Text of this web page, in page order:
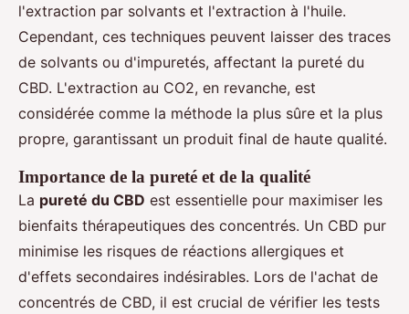
l'extraction par solvants et l'extraction à l'huile.
Cependant, ces techniques peuvent laisser des traces
de solvants ou d'impuretés, affectant la pureté du
CBD. L'extraction au CO2, en revanche, est
considérée comme la méthode la plus sûre et la plus
propre, garantissant un produit final de haute qualité.
Importance de la pureté et de la qualité
La pureté du CBD est essentielle pour maximiser les
bienfaits thérapeutiques des concentrés. Un CBD pur
minimise les risques de réactions allergiques et
d'effets secondaires indésirables. Lors de l'achat de
concentrés de CBD, il est crucial de vérifier les tests